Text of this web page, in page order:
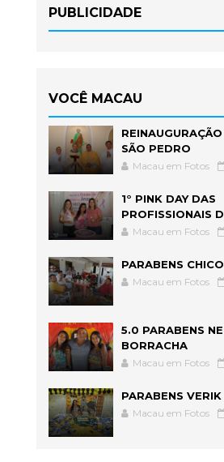
PUBLICIDADE
VOCÊ MACAU
SÃO PEDRO
Macau em Fotos
1° PINK DAY DAS
PROFISSIONAIS
Macau em Fotos
PARABENS CHICO
Macau em Fotos
5.0 PARABENS
BORRACHA
Macau em Fotos
PARABENS VERIK
Macau em Fotos